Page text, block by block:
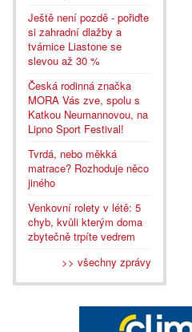
Ještě není pozdě - pořiďte
si zahradní dlažby a
tvárnice Liastone se
slevou až 30 %
Česká rodinná značka
MORA Vás zve, spolu s
Katkou Neumannovou, na
Lipno Sport Festival!
Tvrdá, nebo měkká
matrace? Rozhoduje něco
jiného
Venkovní rolety v létě: 5
chyb, kvůli kterým doma
zbytečně trpíte vedrem
>> všechny zprávy